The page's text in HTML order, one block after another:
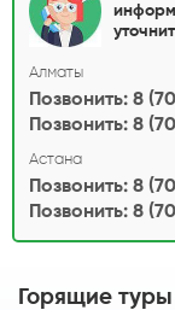
Алматы
Позвонить: 8
Позвонить: 8
Астана
Позвонить: 8
Позвонить: 8
Горящие туры